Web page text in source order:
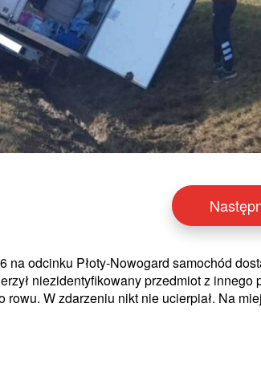
odcinku Płoty-Nowogard samochód
niezidentyfikowany przedmiot z innego
W zdarzeniu nikt nie ucierpiał. Na